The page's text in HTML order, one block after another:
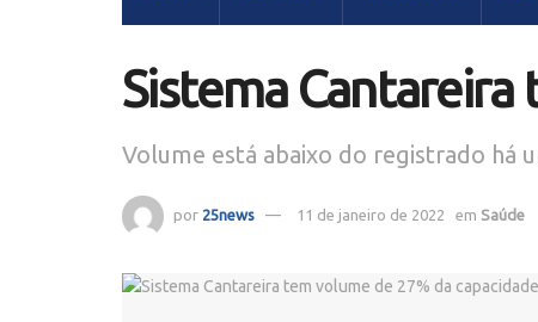
Sistema Cantareira
Volume está abaixo do registrado há
por 25news 11 de janeiro de 2022 em Saúde